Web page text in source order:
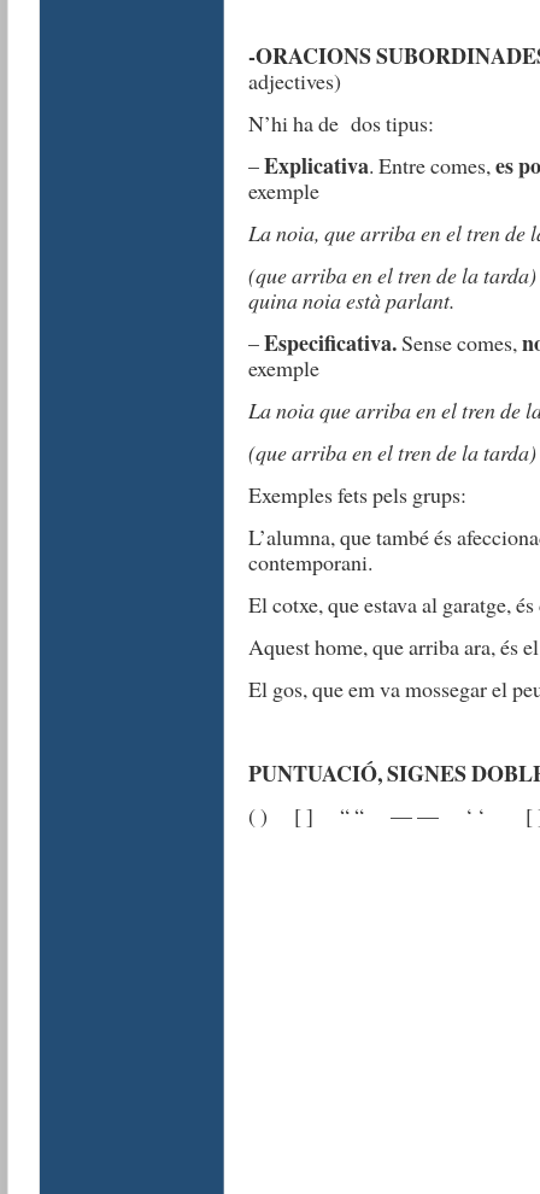
-ORACIONS
adjectives)
N’hi ha de dos tipus:
–Explicativa. Entre comes,es
exemple
La noia, que arriba en el tren de
(que arriba en el tren de la
quina noia està parlant.
–Especificativa.Sense comes,
exemple
La noia que arriba en el tren de
(que arriba en el tren de la
Exemples fets pels grups:
L’alumna, que també és
contemporani.
El cotxe, que estava al garatge,
Aquest home, que arriba ara, és
El gos, que em va mossegar el
PUNTUACIÓ, SIGNES
( ) [ ] “ “ — — ‘ ‘ [ ]